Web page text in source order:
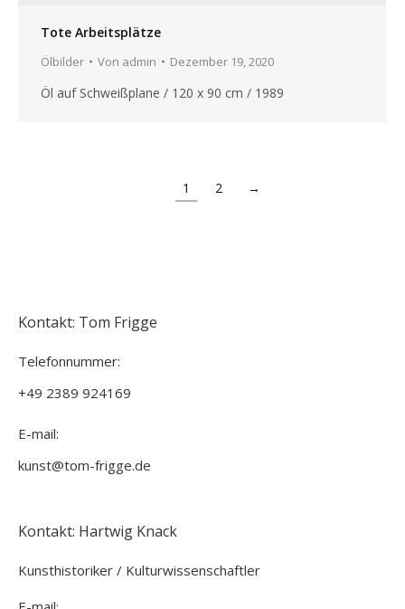
Tote Arbeitsplätze
Ölbilder Von admin Dezember 19, 2020
Öl auf Schweißplane / 120 x 90 cm / 1989
1 2 →
Kontakt: Tom Frigge
Telefonnummer:
+49 2389 924169
E-mail:
kunst@tom-frigge.de
Kontakt: Hartwig Knack
Kunsthistoriker / Kulturwissenschaftler